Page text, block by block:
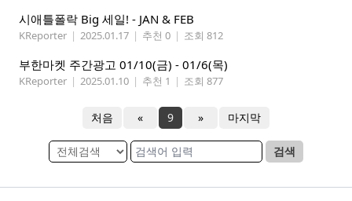
시애틀폴락 Big 세일! - JAN & FEB
KReporter | 2025.01.17 | 추천 0 | 조회 812
부한마켓 주간광고 01/10(금) - 01/6(목)
KReporter | 2025.01.10 | 추천 1 | 조회 877
처음 « 9 » 마지막
검색